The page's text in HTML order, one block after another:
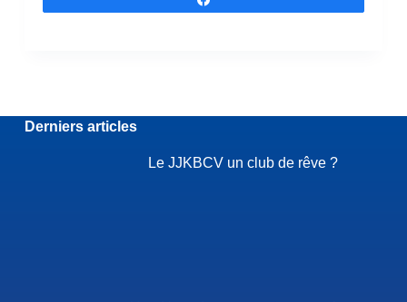
Derniers articles
Le JJKBCV un club de rêve ?